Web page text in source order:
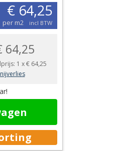
€ 64,25
per m2 incl BTW
64,25
1 x€ 64,25